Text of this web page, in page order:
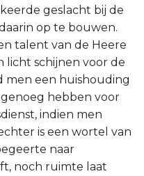
geslacht bij de
op te bouwen.
talent van de Heere
licht schijnen voor de
men een huishouding
hebben voor
indien men
is een wortel van
naar
noch ruimte laat